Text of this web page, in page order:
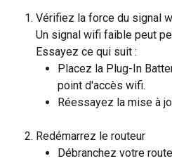
Vérifiez la force du signal
Un signal wifi faible peut
Essayez ce qui suit :
Placez la Plug-In
point d'accès wifi.
Réessayez la mise à
Redémarrez le routeur
Débranchez votre